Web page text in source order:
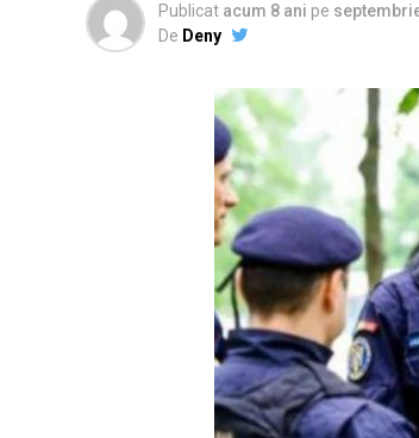
Publicat acum 8 ani pe
De Deny